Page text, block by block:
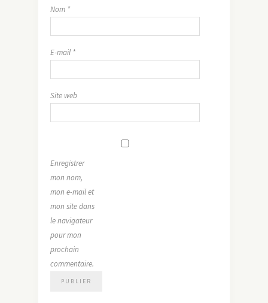
Nom *
E-mail *
Site web
Enregistrer
mon nom,
mon e-mail et
mon site dans
le navigateur
pour mon
prochain
commentaire.